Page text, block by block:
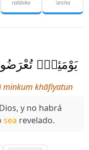
ʿarsha
rabbika
يَوْمَئِذٍۢ
minkum khāfiyatun
y no habrá
sea revelado.